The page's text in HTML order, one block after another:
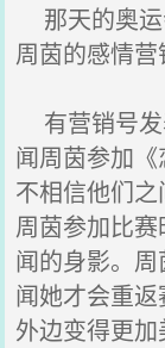
那天的奥运
周茵的感情营
有营销号发
闻周茵参加
不相信他们
周茵参加比
闻的身影。
闻她才会重
外边变得更加